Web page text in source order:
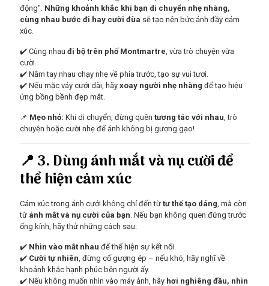
động". Những khoảnh khắc khi bạn di chuyển nhẹ nhàng,
cùng nhau bước đi hay cười đùa sẽ tạo nên bức ảnh đầy cảm
xúc.
✔️ Cùng nhau đi bộ trên phố Montmartre , vừa trò chuyện vừa
cười.
✔️ Nắm tay nhau chạy nhẹ về phía trước, tạo sự vui tươi.
✔️ Nếu mặc váy cưới dài, hãy xoay người nhẹ nhàng để tạo hiệu
ứng bồng bềnh đẹp mắt.
📌 Mẹo nhỏ: Khi di chuyển, đừng quên tương tác với nhau , trò
chuyện hoặc cười nhẹ để ảnh không bị gượng gạo!
📍 3. Dùng ánh mắt và nụ cười để
thể hiện cảm xúc
Cảm xúc trong ảnh cưới không chỉ đến từ tư thế tạo dáng , mà còn
từ ánh mắt và nụ cười của bạn . Nếu bạn không quen đứng trước
ống kính, hãy thử những cách sau:
✔️ Nhìn vào mắt nhau để thể hiện sự kết nối.
✔️ Cười tự nhiên , đừng cố gượng ép – nếu khó, hãy nghĩ về
khoảnh khắc hạnh phúc bên người ấy.
✔️ Nếu không muốn nhìn vào máy ảnh, hãy hơi nghiêng đầu, nhìn